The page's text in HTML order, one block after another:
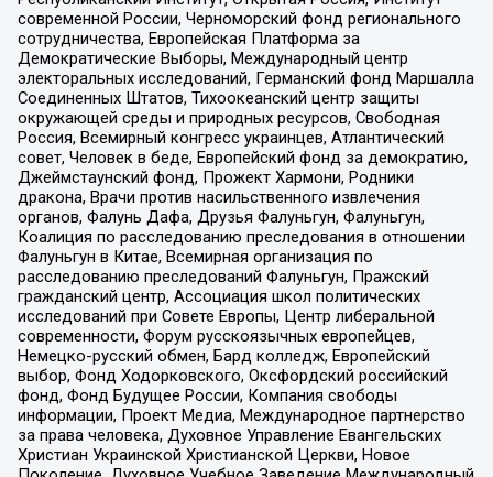
современной России, Черноморский фонд регионального
сотрудничества, Европейская Платформа за
Демократические Выборы, Международный центр
электоральных исследований, Германский фонд Маршалла
Соединенных Штатов, Тихоокеанский центр защиты
окружающей среды и природных ресурсов, Свободная
Россия, Всемирный конгресс украинцев, Атлантический
совет, Человек в беде, Европейский фонд за демократию,
Джеймстаунский фонд, Прожект Хармони, Родники
дракона, Врачи против насильственного извлечения
органов, Фалунь Дафа, Друзья Фалуньгун, Фалуньгун,
Коалиция по расследованию преследования в отношении
Фалуньгун в Китае, Всемирная организация по
расследованию преследований Фалуньгун, Пражский
гражданский центр, Ассоциация школ политических
исследований при Совете Европы, Центр либеральной
современности, Форум русскоязычных европейцев,
Немецко-русский обмен, Бард колледж, Европейский
выбор, Фонд Ходорковского, Оксфордский российский
фонд, Фонд Будущее России, Компания свободы
информации, Проект Медиа, Международное партнерство
за права человека, Духовное Управление Евангельских
Христиан Украинской Христианской Церкви, Новое